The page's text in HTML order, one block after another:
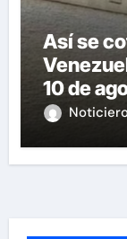
Así se
10 de